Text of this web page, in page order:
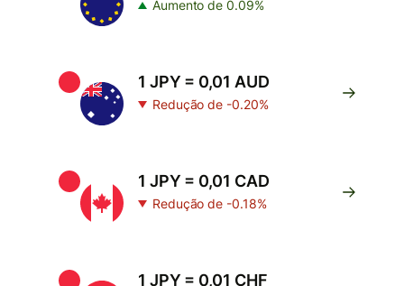
Aumento de 0.09%
1 JPY = 0,01 AUD
Redução de -0.20%
1 JPY = 0,01 CAD
Redução de -0.18%
1 JPY = 0,01 CHF